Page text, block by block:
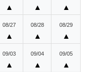
▲ ▲ ▲
08/27
▲
08/28
▲
08/29
▲
09/03
▲
09/04
▲
09/05
▲